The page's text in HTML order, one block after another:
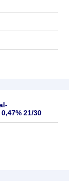
21/30